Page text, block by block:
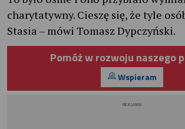
charytatywny. Cieszę się, że tyle
Stasia – mówi Tomasz Dypczyński.
Pomóż w rozwoju naszego
Wspieram
REKLAMA